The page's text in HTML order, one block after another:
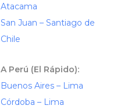
Atacama
San Juan – Santiago de
Chile
A Perú (El Rápido):
Buenos Aires – Lima
Córdoba – Lima